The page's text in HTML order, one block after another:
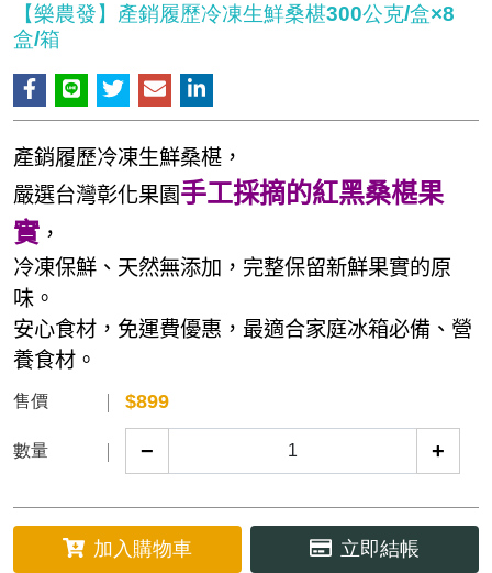
【樂農發】產銷履歷冷凍生鮮桑椹300公克/盒×8
盒/箱
產銷履歷冷凍生鮮桑椹，
嚴選台灣彰化果園手工採摘的紅黑桑椹果
實 ，
冷凍保鮮、天然無添加，完整保留新鮮果實的原
味。
安心食材，免運費優惠，最適合家庭冰箱必備、營
養食材。
售價 $899
數量 − +
加入購物車 立即結帳